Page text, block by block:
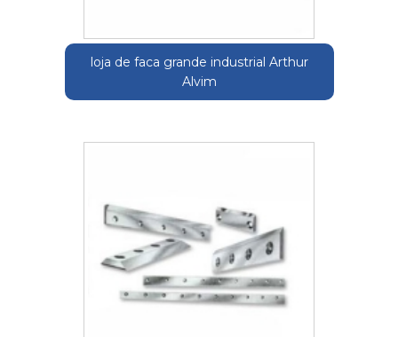
loja de faca grande industrial Arthur
Alvim